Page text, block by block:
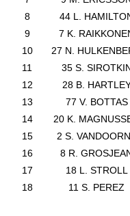
8
44 L.
9
7 K.
10
27 N.
11
35 S.
12
28 B.
13
77 V. BOTTAS
14
20 K.
15
2 S.
16
8 R.
17
18 L. STROLL
18
11 S. PEREZ